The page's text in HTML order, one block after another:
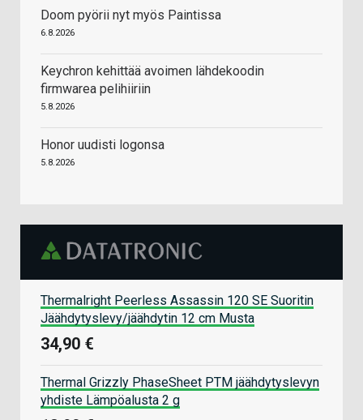
Doom pyörii nyt myös Paintissa
6.8.2026
Keychron kehittää avoimen lähdekoodin
firmwarea pelihiiriin
5.8.2026
Honor uudisti logonsa
5.8.2026
Thermalright Peerless Assassin 120 SE Suoritin
Jäähdytyslevy/jäähdytin 12 cm Musta
34,90 €
Thermal Grizzly PhaseSheet PTM jäähdytyslevyn
yhdiste Lämpöalusta 2 g